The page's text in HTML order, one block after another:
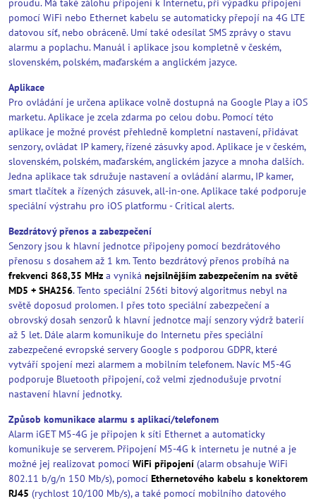
proudu. Má také zálohu připojení k Internetu, při výpadku připojení
pomocí WiFi nebo Ethernet kabelu se automaticky přepojí na 4G LTE
datovou síť, nebo obráceně. Umí také odesílat SMS zprávy o stavu
alarmu a poplachu. Manuál i aplikace jsou kompletně v českém,
slovenském, polském, maďarském a anglickém jazyce.
Aplikace
Pro ovládání je určena aplikace volně dostupná na Google Play a iOS
marketu. Aplikace je zcela zdarma po celou dobu. Pomocí této
aplikace je možné provést přehledně kompletní nastavení, přidávat
senzory, ovládat IP kamery, řízené zásuvky apod. Aplikace je v českém,
slovenském, polském, maďarském, anglickém jazyce a mnoha dalších.
Jedna aplikace tak sdružuje nastavení a ovládání alarmu, IP kamer,
smart tlačítek a řízených zásuvek, all-in-one. Aplikace také podporuje
speciální výstrahu pro iOS platformu - Critical alerts.
Bezdrátový přenos a zabezpečení
Senzory jsou k hlavní jednotce připojeny pomocí bezdrátového
přenosu s dosahem až 1 km. Tento bezdrátový přenos probíhá na
frekvenci 868,35 MHz a vyniká nejsilnějším zabezpečením na světě
MD5 + SHA256. Tento speciální 256ti bitový algoritmus nebyl na
světě doposud prolomen. I přes toto speciální zabezpečení a
obrovský dosah senzorů k hlavní jednotce mají senzory výdrž baterií
až 5 let. Dále alarm komunikuje do Internetu přes speciální
zabezpečené evropské servery Google s podporou GDPR, které
vytváří spojení mezi alarmem a mobilním telefonem. Navíc M5-4G
podporuje Bluetooth připojení, což velmi zjednodušuje prvotní
nastavení hlavní jednotky.
Způsob komunikace alarmu s aplikací/telefonem
Alarm iGET M5-4G je připojen k síti Ethernet a automaticky
komunikuje se serverem. Připojení M5-4G k internetu je nutné a je
možné jej realizovat pomocí WiFi připojení (alarm obsahuje WiFi
802.11 b/g/n 150 Mb/s), pomocí Ethernetového kabelu s konektorem
RJ45 (rychlost 10/100 Mb/s), a také pomocí mobilního datového